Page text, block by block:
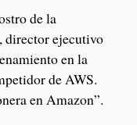
de la
director ejecutivo
en la
de AWS.
en Amazon”.